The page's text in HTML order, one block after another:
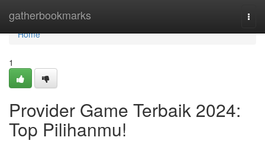
gatherbookmarks
Home
Home
1
Provider Game Terbaik 2024:
Top Pilihanmu!